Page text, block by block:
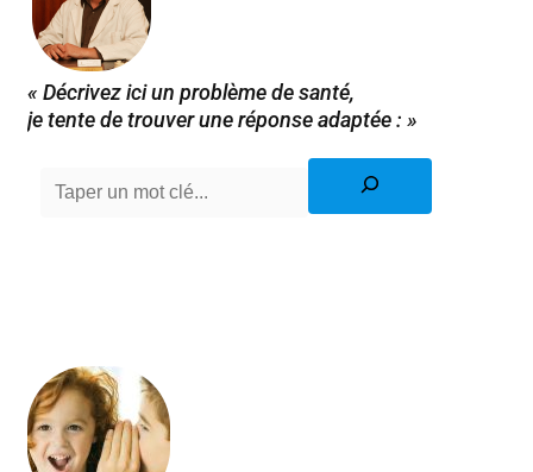
« Décrivez ici un problème de santé,
je tente de trouver une réponse adaptée : »